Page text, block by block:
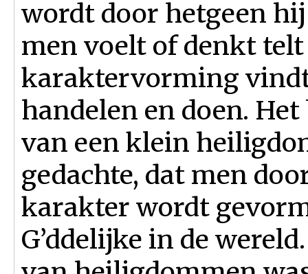
wordt door hetgeen
men voelt of denkt telt
karaktervorming
handelen en doen.
van een klein
gedachte, dat men
karakter wordt
G’ddelijke in de